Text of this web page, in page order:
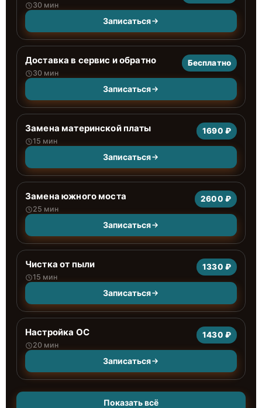
30 мин
Записаться
Доставка в сервис и обратно
30 мин
Бесплатно
Записаться
Замена материнской платы
15 мин
1690 ₽
Записаться
Замена южного моста
25 мин
2600 ₽
Записаться
Чистка от пыли
15 мин
1330 ₽
Записаться
Настройка ОС
20 мин
1430 ₽
Записаться
Показать всё